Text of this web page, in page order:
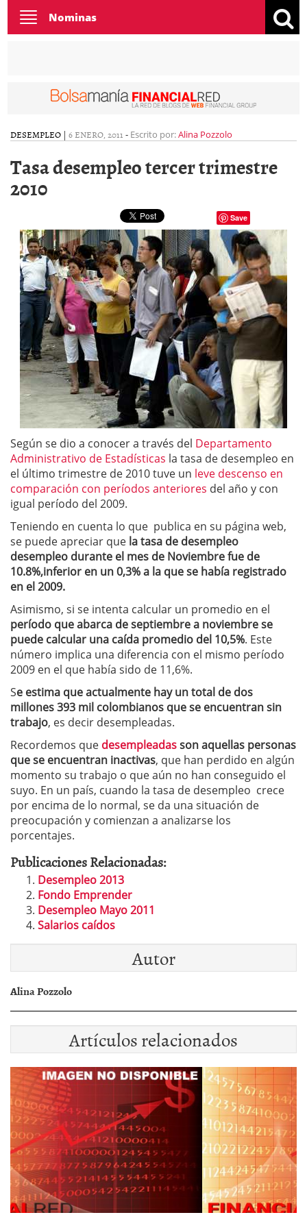
Toggle
navigation
Nominas
DESEMPLEO | 6 ENERO, 2011 - Escrito por:Alina Pozzolo
Tasa desempleo tercer trimestre
2010
Save
Según se dio a conocer a través del Departamento
Administrativo de Estadísticas la tasa de desempleo en
el último trimestre de 2010 tuve un leve descenso en
comparación con períodos anteriores del año y con
igual período del 2009.
Teniendo en cuenta lo que publica en su página web,
se puede apreciar que la tasa de desempleo
desempleo durante el mes de Noviembre fue de
10.8%,inferior en un 0,3% a la que se había registrado
en el 2009.
Asimismo, si se intenta calcular un promedio en el
período que abarca de septiembre a noviembre se
puede calcular una caída promedio del 10,5%. Este
número implica una diferencia con el mismo período
2009 en el que había sido de 11,6%.
Se estima que actualmente hay un total de dos
millones 393 mil colombianos que se encuentran sin
trabajo, es decir desempleadas.
Recordemos que desempleadasson aquellas personas
que se encuentran inactivas, que han perdido en algún
momento su trabajo o que aún no han conseguido el
suyo. En un país, cuando la tasa de desempleo crece
por encima de lo normal, se da una situación de
preocupación y comienzan a analizarse los
porcentajes.
Publicaciones Relacionadas:
Desempleo 2013
Fondo Emprender
Desempleo Mayo 2011
Salarios caídos
Autor
Alina Pozzolo
Artículos relacionados